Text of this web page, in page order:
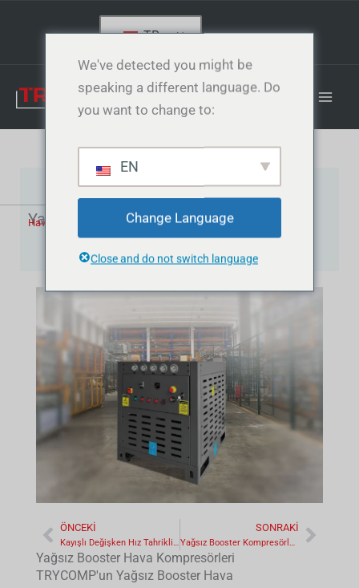
TR
Yağsız Booster Hava Kompresörleri
Hava Kompresörleri Pistonlu Hava kompresörleri
Prev
ÖNCEKI
Kayışlı Değişken Hız Tahrikli BVSD Serisi Kompresörler
SONRAKI
Yağsız Booster Kompresörler - Azot gazı için 230 bara kadar
Yağsız Booster Hava Kompresörleri
TRYCOMP'un Yağsız Booster Hava
We've detected you might be
speaking a different language. Do
you want to change to:
EN
Change Language
Close and do not switch language